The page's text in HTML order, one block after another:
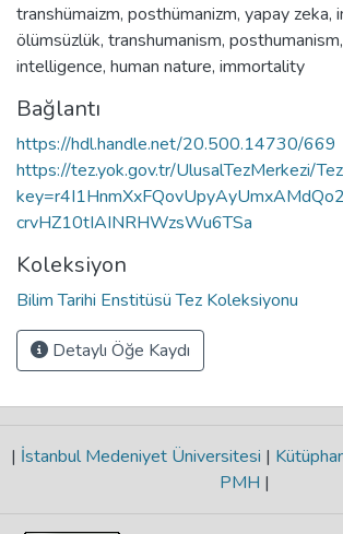
transhümaizm, posthümanizm, yapay zeka,
ölümsüzlük, transhumanism, posthumanism,
intelligence, human nature, immortality
Bağlantı
https://hdl.handle.net/20.500.14730/669
https://tez.yok.gov.tr/UlusalTezMerkezi/
crvHZ10tIAINRHWzsWu6TSa
Koleksiyon
Bilim Tarihi Enstitüsü Tez Koleksiyonu
Detaylı Öğe Kaydı
| İstanbul Medeniyet Üniversitesi |
PMH |